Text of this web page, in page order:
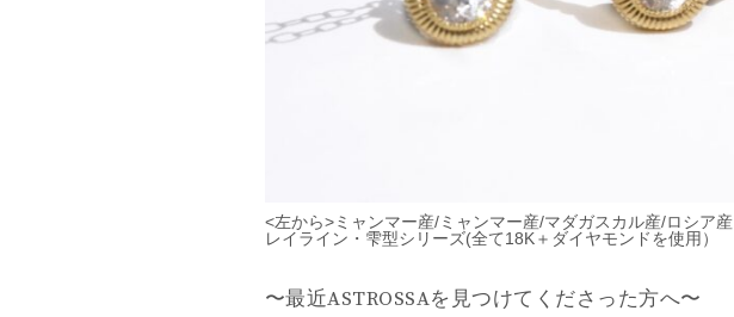
<左から>ミャンマー産/ミャンマー産/マダガスカル産/ロシア産
レイライン・雫型シリーズ(全て18K＋ダイヤモンドを使用）
〜最近ASTROSSAを見つけてくださった方へ〜